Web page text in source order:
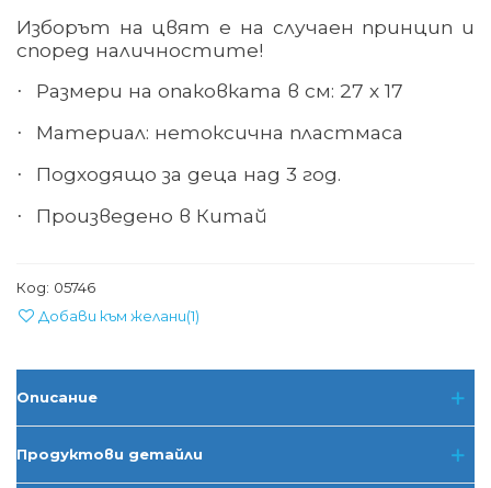
Изборът на цвят е на случаен принцип и
според наличностите!
· Размери на опаковката в см: 27 х 17
· Материал: нетоксична пластмаса
· Подходящо за деца над 3 год.
· Произведено в Китай
Код: 05746
Добави към желани(1)
Описание
Продуктови детайли